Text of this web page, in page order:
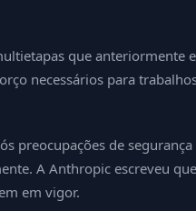
que anteriormente
necessários para
preocupações de
A Anthropic escreveu
em vigor.